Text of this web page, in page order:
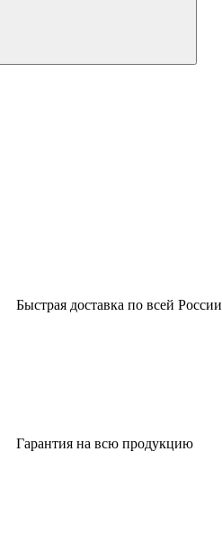
Быстрая доставка по всей России
Гарантия на всю продукцию